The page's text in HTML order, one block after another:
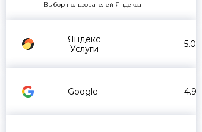
Выбор пользователей Яндекса
Яндекс
Услуги
5.0
Google 4.9